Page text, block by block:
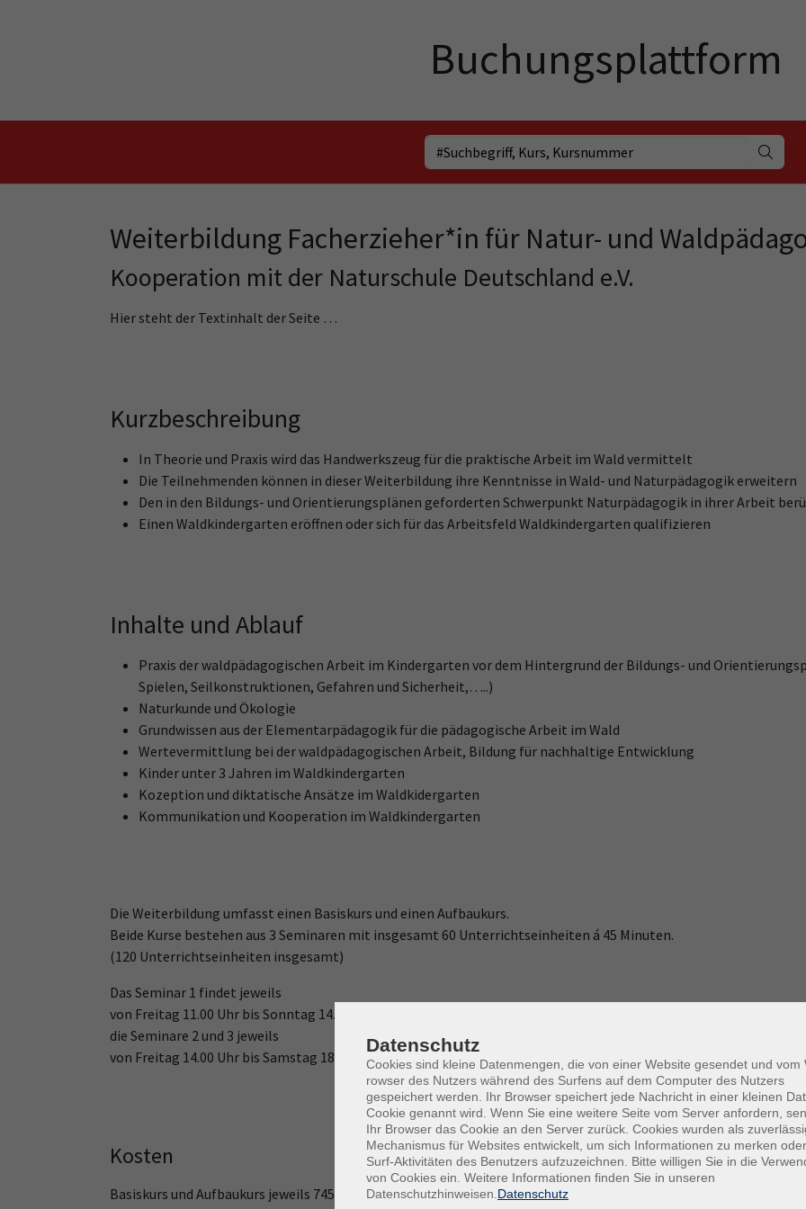
Weiterbildung Facherzieher*in für Natur- und
Kooperation mit der Naturschule Deutschland e.V.
Hier steht der Textinhalt der Seite …
Kurzbeschreibung
In Theorie und Praxis wird das Handwerkszeug für die praktische Arbeit im Wald vermittelt
Die Teilnehmenden können in dieser Weiterbildung ihre Kenntnisse in Wald- und Naturpädagogik erweitern
Den in den Bildungs- und Orientierungsplänen geforderten Schwerpunkt Naturpädagogik in ihrer Arbeit
Einen Waldkindergarten eröffnen oder sich für das Arbeitsfeld Waldkindergarten qualifizieren
Inhalte und Ablauf
Praxis der waldpädagogischen Arbeit im Kindergarten vor dem Hintergrund der Bildungs- und
Spielen, Seilkonstruktionen, Gefahren und Sicherheit,…..)
Naturkunde und Ökologie
Grundwissen aus der Elementarpädagogik für die pädagogische Arbeit im Wald
Wertevermittlung bei der waldpädagogischen Arbeit, Bildung für nachhaltige Entwicklung
Kinder unter 3 Jahren im Waldkindergarten
Kozeption und diktatische Ansätze im Waldkidergarten
Kommunikation und Kooperation im Waldkindergarten
Die Weiterbildung umfasst einen Basiskurs und einen Aufbaukurs.
Beide Kurse bestehen aus 3 Seminaren mit insgesamt 60 Unterrichtseinheiten á 45 Minuten.
(120 Unterrichtseinheiten insgesamt)
Das Seminar 1 findet jeweils
von Freitag 11.00 Uhr bis Sonntag 14.00 Uhr statt,
die Seminare 2 und 3 jeweils
von Freitag 14.00 Uhr bis Samstag 18.00 Uhr.
Kosten
Basiskurs und Aufbaukurs jeweils 745 €.
Datenschutz
Cookies sind kleine Datenmengen, die von einer Website gesendet und vom
rowser des Nutzers während des Surfens auf dem Computer des Nutzers
gespeichert werden. Ihr Browser speichert jede Nachricht in einer kleinen
Cookie genannt wird. Wenn Sie eine weitere Seite vom Server anfordern,
Ihr Browser das Cookie an den Server zurück. Cookies wurden als
Mechanismus für Websites entwickelt, um sich Informationen zu merken
Surf-Aktivitäten des Benutzers aufzuzeichnen. Bitte willigen Sie in die
von Cookies ein. Weitere Informationen finden Sie in unseren
Datenschutzhinweisen. Datenschutz